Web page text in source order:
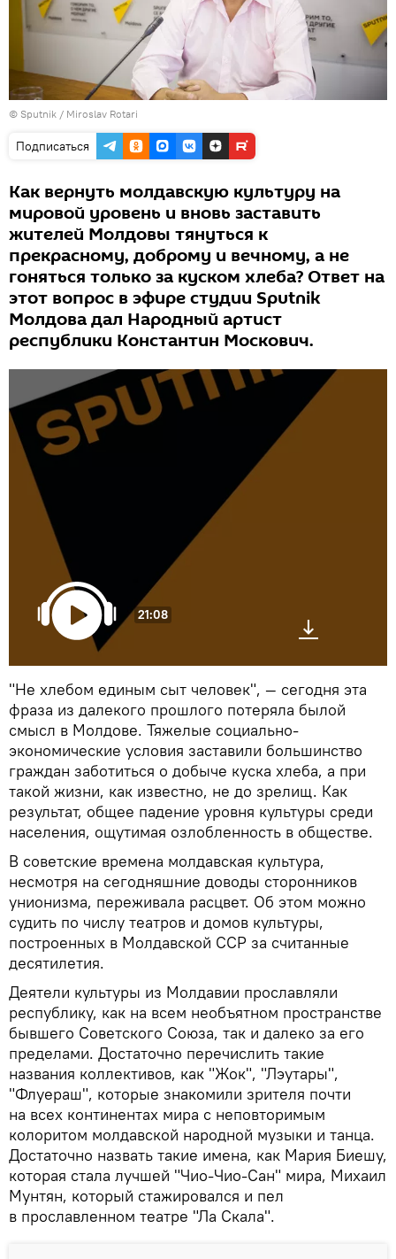
© Sputnik / Miroslav Rotari
Подписаться
Как вернуть молдавскую культуру на
мировой уровень и вновь заставить
жителей Молдовы тянуться к
прекрасному, доброму и вечному, а не
гоняться только за куском хлеба? Ответ на
этот вопрос в эфире студии Sputnik
Молдова дал Народный артист
республики Константин Москович.
21:08
"Не хлебом единым сыт человек", — сегодня эта
фраза из далекого прошлого потеряла былой
смысл в Молдове. Тяжелые социально-
экономические условия заставили большинство
граждан заботиться о добыче куска хлеба, а при
такой жизни, как известно, не до зрелищ. Как
результат, общее падение уровня культуры среди
населения, ощутимая озлобленность в обществе.
В советские времена молдавская культура,
несмотря на сегодняшние доводы сторонников
унионизма, переживала расцвет. Об этом можно
судить по числу театров и домов культуры,
построенных в Молдавской ССР за считанные
десятилетия.
Деятели культуры из Молдавии прославляли
республику, как на всем необъятном пространстве
бывшего Советского Союза, так и далеко за его
пределами. Достаточно перечислить такие
названия коллективов, как "Жок", "Лэутары",
"Флуераш", которые знакомили зрителя почти
на всех континентах мира с неповторимым
колоритом молдавской народной музыки и танца.
Достаточно назвать такие имена, как Мария Биешу,
которая стала лучшей "Чио-Чио-Сан" мира, Михаил
Мунтян, который стажировался и пел
в прославленном театре "Ла Скала".